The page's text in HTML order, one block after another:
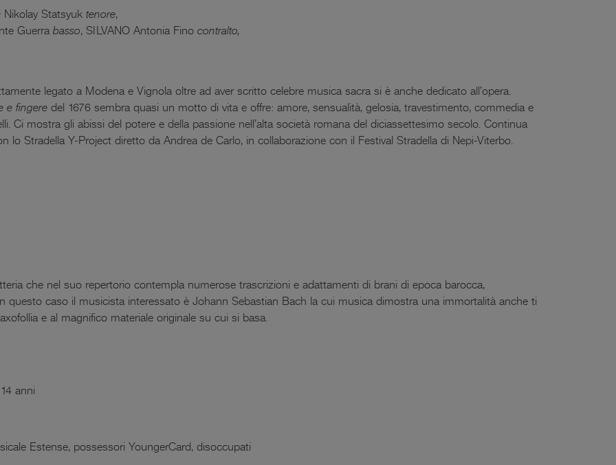
Nikolay Statsyuk tenore,
Guerra basso, SILVANO Antonia Fino contralto,
legato a Modena e Vignola oltre ad aver scritto celebre musica sacra si è anche dedicato all’opera.
e fingere del 1676 sembra quasi un motto di vita e offre: amore, sensualità, gelosia, travestimento, commedia e
Ci mostra gli abissi del potere e della passione nell’alta società romana del diciassettesimo secolo. Continua
lo Stradella Y-Project diretto da Andrea de Carlo, in collaborazione con il Festival Stradella di Nepi-Viterbo.
che nel suo repertorio contempla numerose trascrizioni e adattamenti di brani di epoca barocca,
questo caso il musicista interessato è Johann Sebastian Bach la cui musica dimostra una immortalità anche ti
e al magnifico materiale originale su cui si basa.
anni
Estense, possessori YoungerCard, disoccupati